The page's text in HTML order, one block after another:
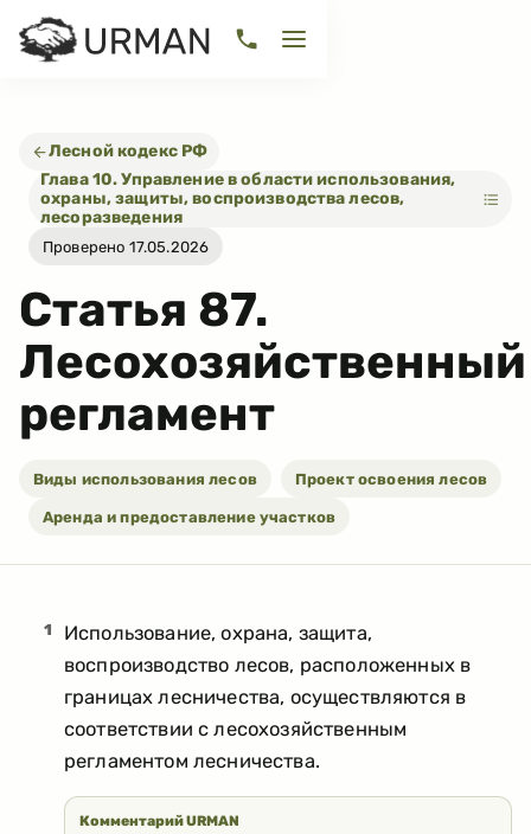
Лесной кодекс РФ
Глава 10. Управление в области использования,
охраны, защиты, воспроизводства лесов,
лесоразведения
Проверено 17.05.2026
Статья 87.
Лесохозяйственный
регламент
Виды использования лесов Проект освоения лесов
Аренда и предоставление участков
1
Использование, охрана, защита,
воспроизводство лесов, расположенных в
границах лесничества, осуществляются в
соответствии с лесохозяйственным
регламентом лесничества.
Комментарий URMAN